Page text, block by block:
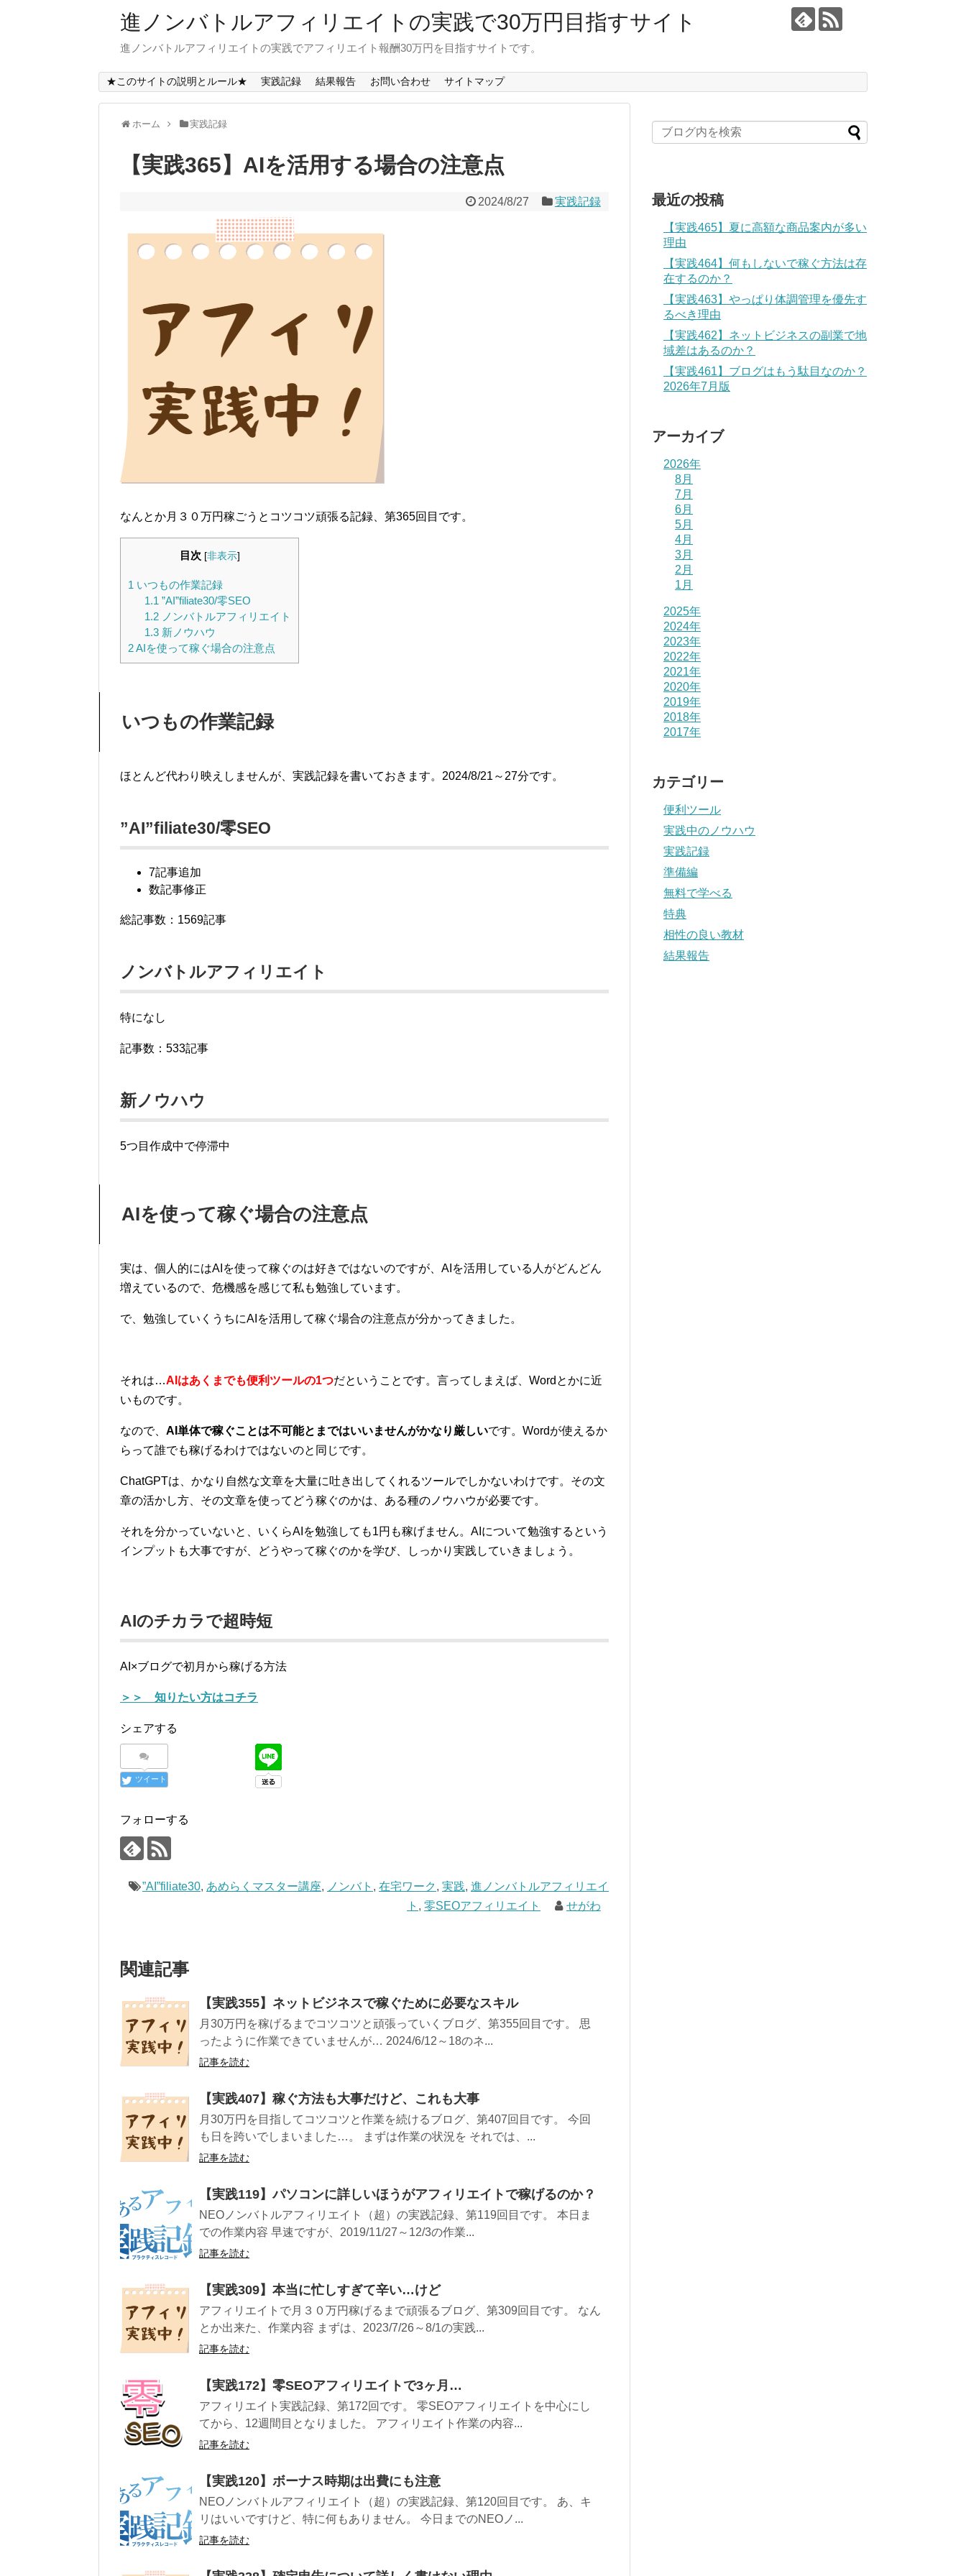
進ノンバトルアフィリエイトの実践で30万円目指すサイト
進ノンバトルアフィリエイトの実践でアフィリエイト報酬30万円を目指すサイトです。
★このサイトの説明とルール★ 実践記録 結果報告 お問い合わせ サイトマップ
ホーム 実践記録
【実践365】AIを活用する場合の注意点
2024/8/27 実践記録
なんとか月３０万円稼ごうとコツコツ頑張る記録、第365回目です。
目次 [非表示]
1 いつもの作業記録
1.1 ”AI”filiate30/零SEO
1.2ノンバトルアフィリエイト
1.3新ノウハウ
2AIを使って稼ぐ場合の注意点
いつもの作業記録
ほとんど代わり映えしませんが、実践記録を書いておきます。2024/8/21～27分です。
”AI”filiate30/零SEO
7記事追加
数記事修正
総記事数：1569記事
ノンバトルアフィリエイト
特になし
記事数：533記事
新ノウハウ
5つ目作成中で停滞中
AIを使って稼ぐ場合の注意点
実は、個人的にはAIを使って稼ぐのは好きではないのですが、AIを活用している人がどんどん
増えているので、危機感を感じて私も勉強しています。
で、勉強していくうちにAIを活用して稼ぐ場合の注意点が分かってきました。
それは…AIはあくまでも便利ツールの1つだということです。言ってしまえば、Wordとかに近
いものです。
なので、 AI単体で稼ぐことは不可能とまではいいませんがかなり厳しいです。Wordが使えるか
らって誰でも稼げるわけではないのと同じです。
ChatGPTは、かなり自然な文章を大量に吐き出してくれるツールでしかないわけです。その文
章の活かし方、その文章を使ってどう稼ぐのかは、ある種のノウハウが必要です。
それを分かっていないと、いくらAIを勉強しても1円も稼げません。AIについて勉強するという
インプットも大事ですが、どうやって稼ぐのかを学び、しっかり実践していきましょう。
AIのチカラで超時短
AI×ブログで初月から稼げる方法
＞＞ 知りたい方はコチラ
シェアする
ツイート
フォローする
”AI”filiate30, あめらくマスター講座, ノンバト , 在宅ワーク , 実践, 進ノンバトルアフィリエイ
ト ,零SEOアフィリエイト せがわ
関連記事
【実践355】ネットビジネスで稼ぐために必要なスキル
月30万円を稼げるまでコツコツと頑張っていくブログ、第355回目です。 思
ったように作業できていませんが… 2024/6/12～18のネ...
記事を読む
【実践407】稼ぐ方法も大事だけど、これも大事
月30万円を目指してコツコツと作業を続けるブログ、第407回目です。 今回
も日を跨いでしまいました…。 まずは作業の状況を それでは、...
記事を読む
【実践119】パソコンに詳しいほうがアフィリエイトで稼げるのか？
NEOノンバトルアフィリエイト（超）の実践記録、第119回目です。 本日ま
での作業内容 早速ですが、2019/11/27～12/3の作業...
記事を読む
【実践309】本当に忙しすぎて辛い…けど
アフィリエイトで月３０万円稼げるまで頑張るブログ、第309回目です。 なん
とか出来た、作業内容 まずは、2023/7/26～8/1の実践...
記事を読む
【実践172】零SEOアフィリエイトで3ヶ月…
アフィリエイト実践記録、第172回です。 零SEOアフィリエイトを中心にし
てから、12週間目となりました。 アフィリエイト作業の内容...
記事を読む
【実践120】ボーナス時期は出費にも注意
NEOノンバトルアフィリエイト（超）の実践記録、第120回目です。 あ、キ
リはいいですけど、特に何もありません。 今日までのNEOノ...
記事を読む
最近の投稿
【実践465】夏に高額な商品案内が多い
理由
【実践464】何もしないで稼ぐ方法は存
在するのか？
【実践463】やっぱり体調管理を優先す
るべき理由
【実践462】ネットビジネスの副業で地
域差はあるのか？
【実践461】ブログはもう駄目なのか？
2026年7月版
アーカイブ
2026年
8月
7月
6月
5月
4月
3月
2月
1月
2025年
2024年
2023年
2022年
2021年
2020年
2019年
2018年
2017年
カテゴリー
便利ツール
実践中のノウハウ
実践記録
準備編
無料で学べる
特典
相性の良い教材
結果報告